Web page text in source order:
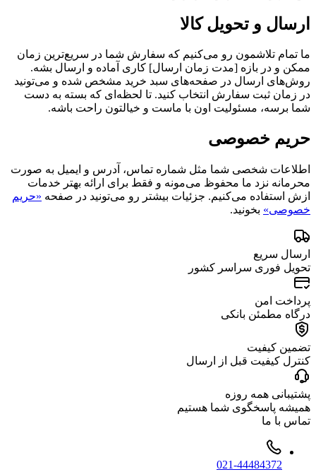
ارسال و تحویل کالا
ما تمام تلاشمون رو می‌کنیم که سفارش شما در سریع‌ترین زمان
ممکن و در بازه [مدت زمان ارسال] کاری آماده و ارسال بشه.
روش‌های ارسال در صفحه‌های سبد خرید مشخص شده و می‌تونید
در زمان ثبت سفارش انتخاب کنید. تا لحظه‌ای که بسته به دست
شما برسه، مسئولیت اون با ماست و خیالتون راحت باشه.
حریم خصوصی
اطلاعات شخصی شما مثل شماره تماس، آدرس و ایمیل به صورت
محرمانه نزد ما محفوظ می‌مونه و فقط برای ارائه بهتر خدمات
ازش استفاده می‌کنیم. جزئیات بیشتر رو می‌تونید در صفحه «حریم
خصوصی» بخونید.
ارسال سریع
تحویل فوری سراسر کشور
پرداخت امن
درگاه مطمئن بانکی
تضمین کیفیت
کنترل کیفیت قبل از ارسال
پشتیبانی همه روزه
همیشه پاسخگوی شما هستیم
تماس با ما
021-44484372